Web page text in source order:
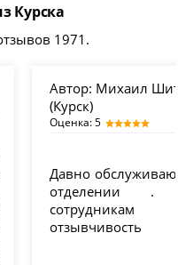
Курска
1971.
Автор: Михаил
(Курск)
Оценка: 5
Давно
отделении .
отзывчивость